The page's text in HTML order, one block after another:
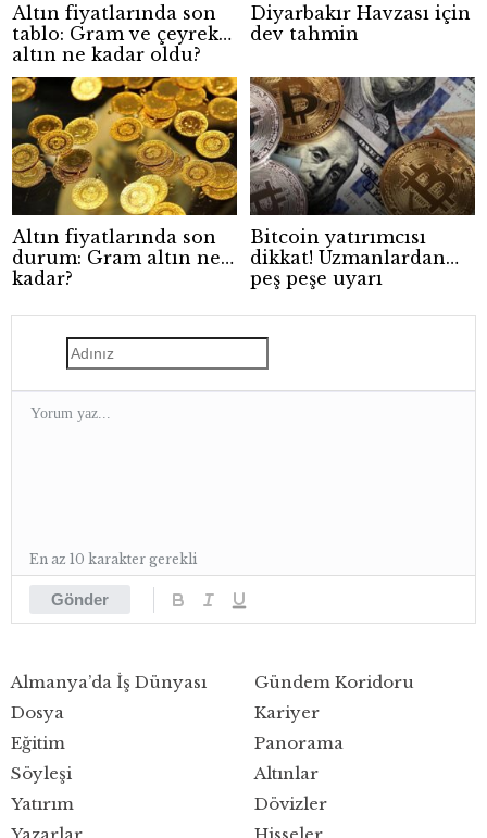
Altın fiyatlarında son
tablo: Gram ve çeyrek
altın ne kadar oldu?
Diyarbakır Havzası için
dev tahmin
Altın fiyatlarında son
durum: Gram altın ne
kadar?
Bitcoin yatırımcısı
dikkat! Uzmanlardan
peş peşe uyarı
Gönder
En az 10 karakter gerekli
Almanya’da İş Dünyası
Dosya
Eğitim
Gündem Koridoru
Kariyer
Panorama
Söyleşi
Yatırım
Altınlar
Dövizler